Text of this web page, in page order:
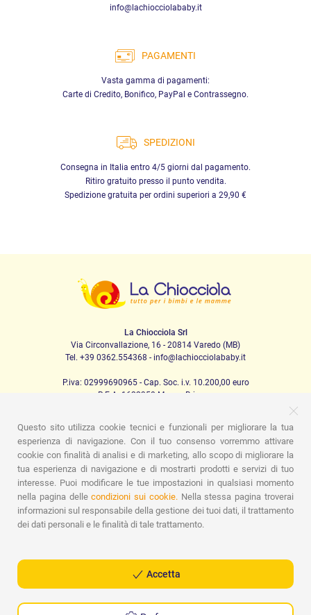
info@lachiocciolababy.it
PAGAMENTI
Vasta gamma di pagamenti:
Carte di Credito, Bonifico, PayPal e Contrassegno.
SPEDIZIONI
Consegna in Italia entro 4/5 giorni dal pagamento.
Ritiro gratuito presso il punto vendita.
Spedizione gratuita per ordini superiori a 29,90 €
La Chiocciola Srl
Via Circonvallazione, 16 - 20814 Varedo (MB)
Tel. +39 0362.554368 - info@lachiocciolababy.it
P.iva: 02999690965 - Cap. Soc. i.v. 10.200,00 euro
R.E.A. 1622350 Monza Brianza
PRODOTTI
Passeggio
Seggiolini Auto A casa Pappa
Nanna
Igiene
Mamma e bebè Abbigliamento Gioco
Gift card
Kit baby set
Idee regalo Camerette
Promozioni
Promozioni
Marchi
Gestione dei resi
Cookie Policy
Questo sito utilizza cookie tecnici e funzionali per migliorare la tua
esperienza di navigazione. Con il tuo consenso vorremmo attivare
cookie con finalità di analisi e di marketing, allo scopo di migliorare la
tua esperienza di navigazione e di mostrarti prodotti e servizi di tuo
interesse. Puoi modificare le tue impostazioni in qualsiasi momento
nella pagina dellecondizioni sui cookie.Nella stessa pagina troverai
informazioni sul responsabile della gestione dei tuoi dati, il trattamento
dei dati personali e le finalità di tale trattamento.
Accetta